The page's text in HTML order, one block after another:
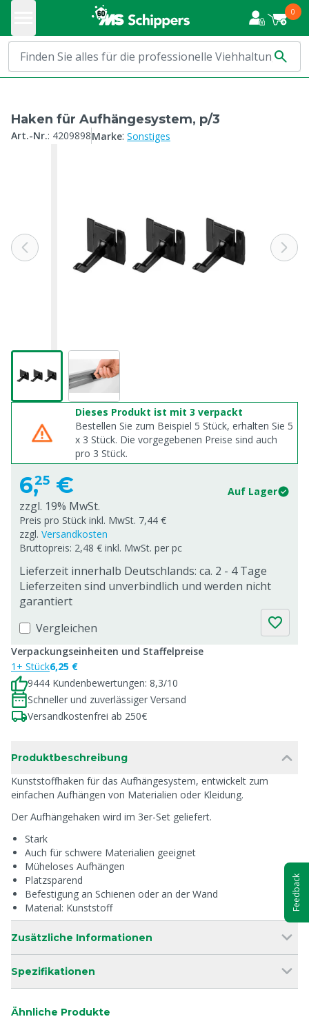
0
Haken für Aufhängesystem, p/3
Art.-Nr.: 4209898Marke: Sonstiges
Dieses Produkt ist mit 3 verpackt
Bestellen Sie zum Beispiel 5 Stück, erhalten Sie 5
x 3 Stück. Die vorgegebenen Preise sind auch
pro 3 Stück.
6,25 € Auf Lager
zzgl. 19% MwSt.
Preis pro Stück inkl. MwSt. 7,44 €
zzgl. Versandkosten
Bruttopreis: 2,48 € inkl. MwSt. per pc
Lieferzeit innerhalb Deutschlands: ca. 2 - 4 Tage
Lieferzeiten sind unverbindlich und werden nicht
garantiert
Vergleichen
Verpackungseinheiten und Staffelpreise
1+ Stück6,25 €
9444 Kundenbewertungen: 8,3/10
Schneller und zuverlässiger Versand
Versandkostenfrei ab 250€
Produktbeschreibung
Kunststoffhaken für das Aufhängesystem, entwickelt zum
einfachen Aufhängen von Materialien oder Kleidung.
Der Aufhängehaken wird im 3er-Set geliefert.
Stark
Auch für schwere Materialien geeignet
Müheloses Aufhängen
Platzsparend
Befestigung an Schienen oder an der Wand
Material: Kunststoff
Zusätzliche Informationen
Spezifikationen
Ähnliche Produkte
Feedback